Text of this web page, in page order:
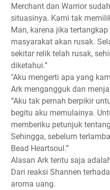
Merchant dan Warrior
situasinya. Kami tak
Man, karena jika
masyarakat akan rusak.
sekitar relik telah rusak,
diketahui.”
"Aku mengerti apa yang
Ark mengangguk dan
“Aku tak pernah berpikir
begitu aku memulainya.
memberiku petunjuk
Sehingga, sebelum
Bead Heartsoul.”
Alasan Ark tentu saja
Dari reaksi Shannen
aroma uang.